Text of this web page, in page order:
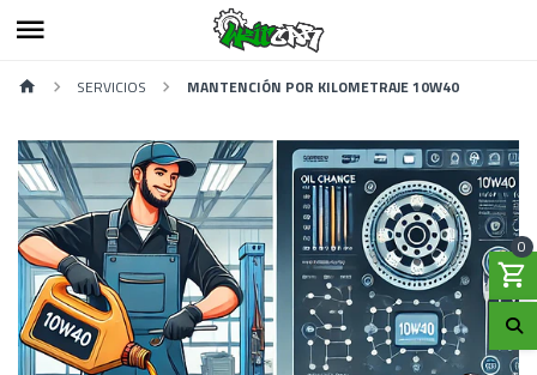
0
SERVICIOS MANTENCIÓN POR KILOMETRAJE 10W40